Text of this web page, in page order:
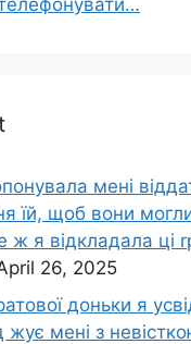
мені
їй, щоб вони
ж я відкладала ці
26, 2025
доньки я
жує мені з